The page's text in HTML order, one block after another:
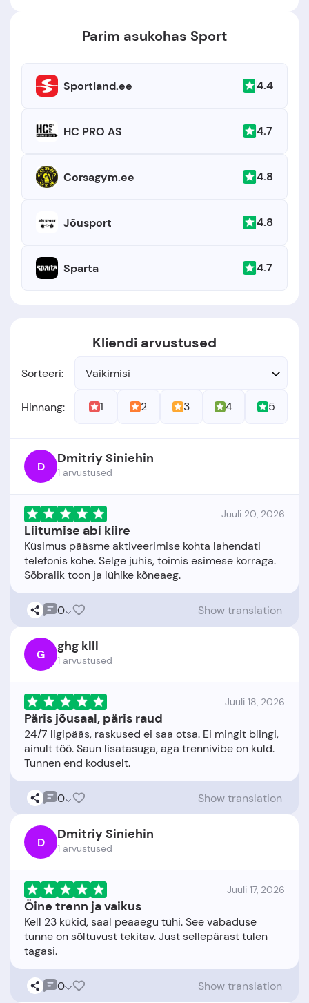
Parim asukohas Sport
Sportland.ee 4.4
HC PRO AS 4.7
Corsagym.ee 4.8
Jõusport 4.8
Sparta 4.7
Kliendi arvustused
Sorteeri: Vaikimisi
Hinnang: 1 2 3 4 5
D Dmitriy Siniehin
1 arvustused
Juuli 20, 2026
Liitumise abi kiire
Küsimus pääsme aktiveerimise kohta lahendati
telefonis kohe. Selge juhis, toimis esimese korraga.
0 Show translation
G ghg klll
1 arvustused
Juuli 18, 2026
Päris jõusaal, päris raud
24/7 ligipääs, raskused ei saa otsa. Ei mingit blingi,
ainult töö. Saun lisatasuga, aga trennivibe on kuld.
0 Show translation
D Dmitriy Siniehin
1 arvustused
Juuli 17, 2026
Öine trenn ja vaikus
Kell 23 kükid, saal peaaegu tühi. See vabaduse
tunne on sõltuvust tekitav. Just sellepärast tulen
0 Show translation